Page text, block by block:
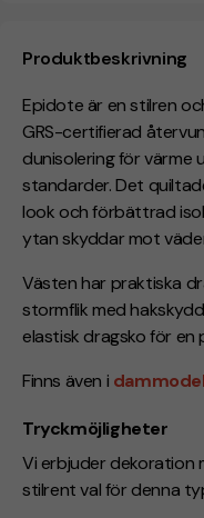
Produktbeskrivning
Epidote är en stilren
GRS-certifierad
dunisolering för värme
standarder. Det
look och förbättrad
ytan skyddar mot
Västen har praktiska
stormflik med
elastisk dragsko för en
Finns även i
Tryckmöjligheter
Vi erbjuder
stilrent val för denna